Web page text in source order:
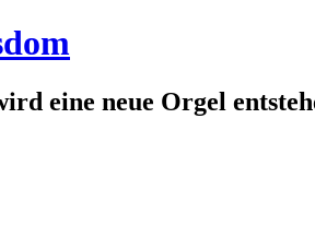
eine neue Orgel